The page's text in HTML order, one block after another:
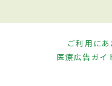
ご利用にあ
医療広告ガイ